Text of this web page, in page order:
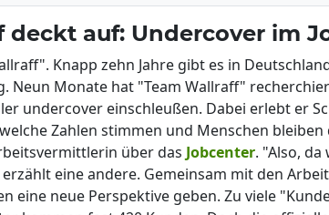
deckt auf: Undercover im
Knapp zehn Jahre gibt es in
Neun Monate hat "Team Wallraff"
undercover einschleußen. Dabei erlebt er
Zahlen stimmen und Menschen
über das Jobcenter. "Also,
eine andere. Gemeinsam mit den
eine neue Perspektive geben. Zu viele